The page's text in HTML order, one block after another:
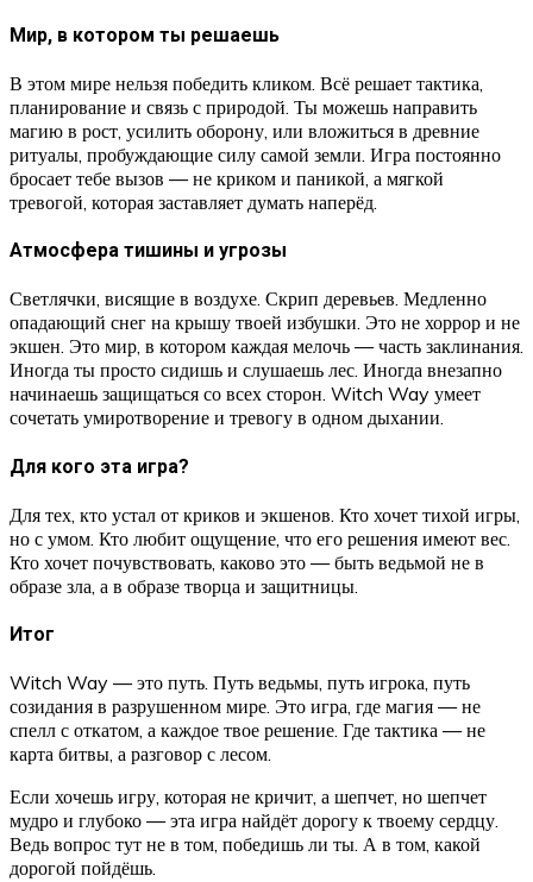
Мир, в котором ты решаешь
В этом мире нельзя победить кликом. Всё решает тактика,
планирование и связь с природой. Ты можешь направить
магию в рост, усилить оборону, или вложиться в древние
ритуалы, пробуждающие силу самой земли. Игра постоянно
бросает тебе вызов — не криком и паникой, а мягкой
тревогой, которая заставляет думать наперёд.
Атмосфера тишины и угрозы
Светлячки, висящие в воздухе. Скрип деревьев. Медленно
опадающий снег на крышу твоей избушки. Это не хоррор и не
экшен. Это мир, в котором каждая мелочь — часть заклинания.
Иногда ты просто сидишь и слушаешь лес. Иногда внезапно
начинаешь защищаться со всех сторон. Witch Way умеет
сочетать умиротворение и тревогу в одном дыхании.
Для кого эта игра?
Для тех, кто устал от криков и экшенов. Кто хочет тихой игры,
но с умом. Кто любит ощущение, что его решения имеют вес.
Кто хочет почувствовать, каково это — быть ведьмой не в
образе зла, а в образе творца и защитницы.
Итог
Witch Way — это путь. Путь ведьмы, путь игрока, путь
созидания в разрушенном мире. Это игра, где магия — не
спелл с откатом, а каждое твое решение. Где тактика — не
карта битвы, а разговор с лесом.
Если хочешь игру, которая не кричит, а шепчет, но шепчет
мудро и глубоко — эта игра найдёт дорогу к твоему сердцу.
Ведь вопрос тут не в том, победишь ли ты. А в том, какой
дорогой пойдёшь.